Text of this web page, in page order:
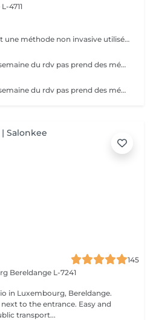
4711
Le détatouage au laser est une méthode non invasive utilisée pour enlever un tatouage de la peau en utilisant un laser. Ce processus est très populaire, car il permet de supprimer les tatouages de manière efficace tout en minimisant les risques de cicatrices. Le principe repose sur l'utilisation d e faisceaux lumineux qui fragmentent les pigments du tatouage.
Pas de rdv nécessaire La semaine du rdv pas prend des médicaments, des anti-inflamatoires, des antibiotiques et de cortisone.
Pas de rdv nécessaire La semaine du rdv pas prend des médicaments, des anti-inflamatoires, des antibiotiques et de cortisone.
145
Bereldange L-7241
in Luxembourg, Bereldange.
to the entrance. Easy and
transport...